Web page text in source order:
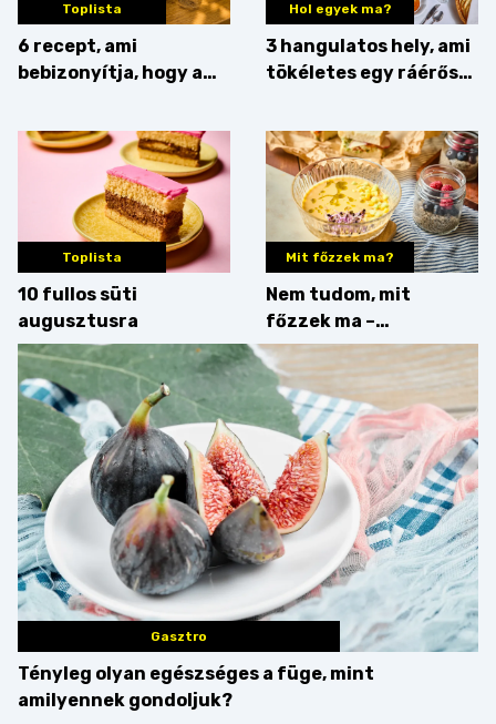
Toplista
6 recept, ami
bebizonyítja, hogy a
zseniális
Hol egyek ma?
3 hangulatos hely, ami
tökéletes egy ráérős
Toplista
10 fullos süti
augusztusra
Mit főzzek ma?
Nem tudom, mit
főzzek ma –
Villámgyors menü
Gasztro
Tényleg olyan egészséges a füge, mint
amilyennek gondoljuk?